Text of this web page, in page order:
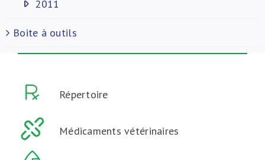
2011
Boite à outils
Répertoire
Médicaments vétérinaires